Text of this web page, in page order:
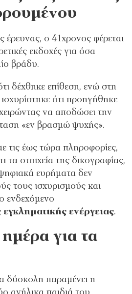
έρευνας, ο 41χρονος φέρεται
εκδοχές για όσα
βράδυ.
δέχθηκε επίθεση, ενώ στη
ότι προηγήθηκε
να αποδώσει την
«εν βρασμώ ψυχής».
έως τώρα πληροφορίες,
τα στοιχεία της δικογραφίας,
ευρήματα δεν
τους ισχυρισμούς και
ενδεχόμενο
ενέργειας.
για τα
δύσκολη παραμένει η